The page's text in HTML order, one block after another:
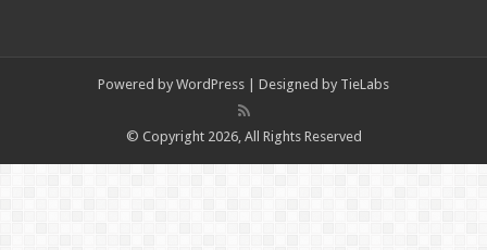
Powered by WordPress | Designed by TieLabs
© Copyright 2026, All Rights Reserved